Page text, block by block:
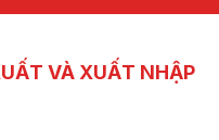
VÀ XUẤT NHẬP